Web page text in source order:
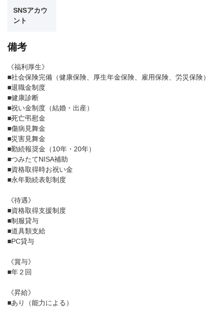
SNSアカウ
ント
備考
《福利厚生》
■社会保険完備（健康保険、厚生年金保険、雇用保険、労災保険）
■退職金制度
■健康診断
■祝い金制度（結婚・出産）
■死亡弔慰金
■傷病見舞金
■災害見舞金
■勤続報奨金（10年・20年）
■つみたてNISA補助
■資格取得時お祝い金
■永年勤続表彰制度
《待遇》
■資格取得支援制度
■制服貸与
■道具類支給
■PC貸与
《賞与》
■年２回
《昇給》
■あり（能力による）